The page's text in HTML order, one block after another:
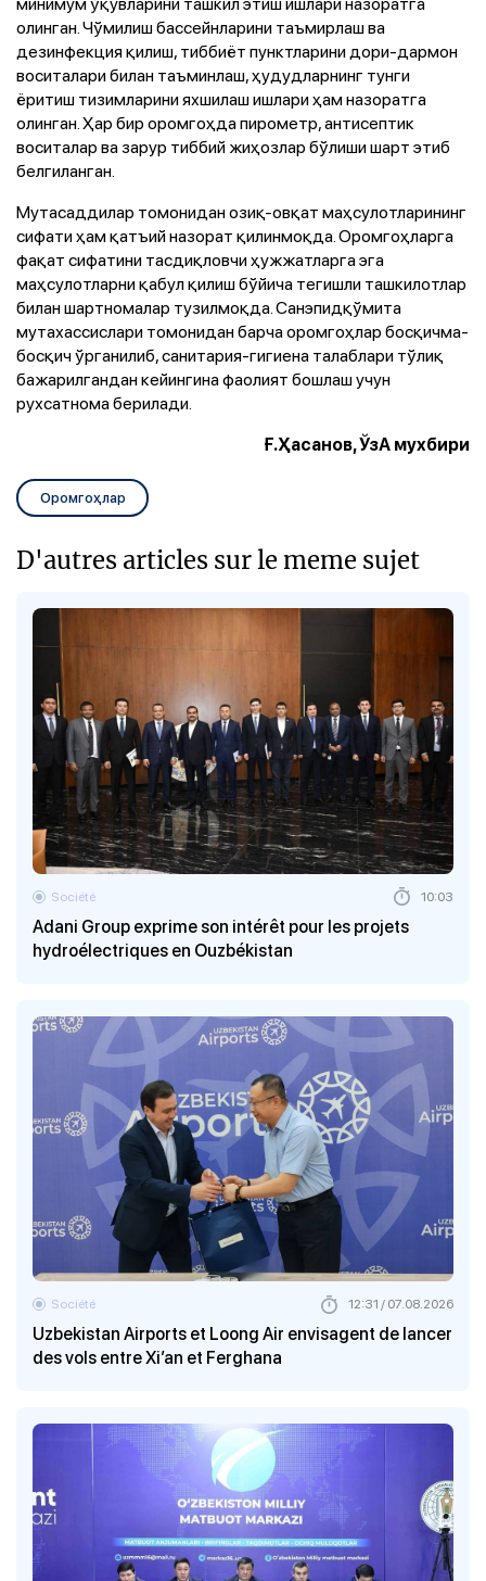
олинган. Чўмилиш бассейнларини таъмирлаш ва
дезинфекция қилиш, тиббиёт пунктларини дори-дармон
воситалари билан таъминлаш, ҳудудларнинг тунги
ёритиш тизимларини яхшилаш ишлари ҳам назоратга
олинган. Ҳар бир оромгоҳда пирометр, антисептик
воситалар ва зарур тиббий жиҳозлар бўлиши шарт этиб
белгиланган.
Мутасаддилар томонидан озиқ-овқат маҳсулотларининг
сифати ҳам қатъий назорат қилинмоқда. Оромгоҳларга
фақат сифатини тасдиқловчи ҳужжатларга эга
маҳсулотларни қабул қилиш бўйича тегишли ташкилотлар
билан шартномалар тузилмоқда. Санэпидқўмита
мутахассислари томонидан барча оромгоҳлар босқичма-
босқич ўрганилиб, санитария-гигиена талаблари тўлиқ
бажарилгандан кейингина фаолият бошлаш учун
рухсатнома берилади.
Ғ.Ҳасанов, ЎзА мухбири
Оромгоҳлар
D'autres articles sur le meme sujet
Adani Group exprime son intérêt pour les projets
hydroélectriques en Ouzbékistan
Société 10:03
Uzbekistan Airports et Loong Air envisagent de lancer
des vols entre Xi’an et Ferghana
Société 12:31 / 07.08.2026